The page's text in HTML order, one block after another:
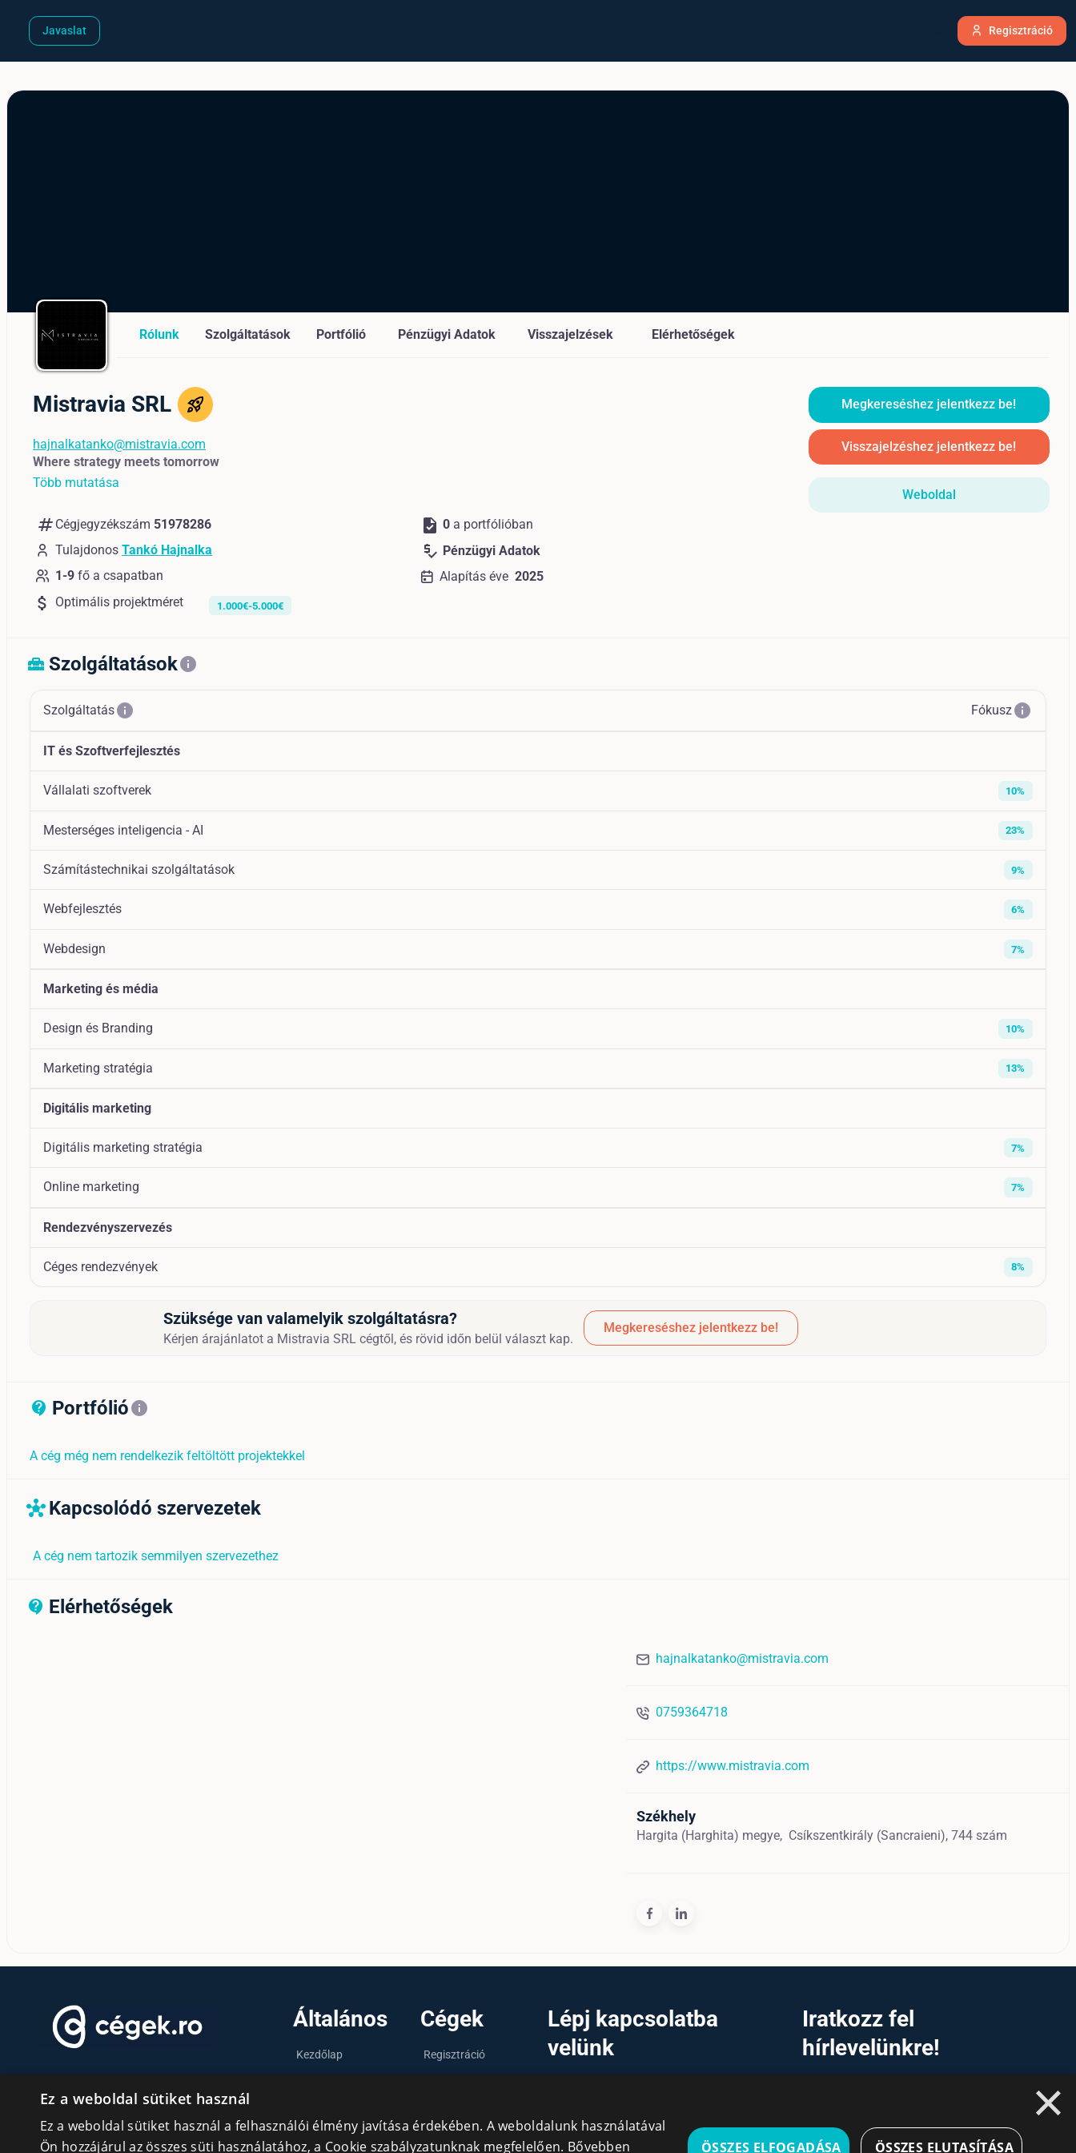
Regisztráció
Javaslat
Rólunk Szolgáltatások Portfólió Pénzügyi Adatok Visszajelzések Elérhetőségek
Mistravia SRL
hajnalkatanko@mistravia.com
Where strategy meets tomorrow
Több mutatása
numbers Cégjegyzékszám 51978286
Tulajdonos Tankó Hajnalka
1-9 fő a csapatban
task 0 a portfólióban
price_check Pénzügyi Adatok
Alapítás éve 2025
attach_money Optimális projektméret 1.000€-5.000€
Megkereséshez jelentkezz be!
Visszajelzéshez jelentkezz be!
Weboldal
home_repair_service Szolgáltatásokinfo
Szolgáltatásinfo Fókuszinfo
IT és Szoftverfejlesztés
Vállalati szoftverek 10%
Mesterséges inteligencia - AI 23%
Számítástechnikai szolgáltatások 9%
Webfejlesztés 6%
Webdesign 7%
Marketing és média
Design és Branding 10%
Marketing stratégia 13%
Digitális marketing
Digitális marketing stratégia 7%
Online marketing 7%
Rendezvényszervezés
Céges rendezvények 8%
Szüksége van valamelyik szolgáltatásra?
Kérjen árajánlatot a Mistravia SRL cégtől, és rövid időn belül választ kap.
Megkereséshez jelentkezz be!
contact_support_outline
Portfólióinfo
A cég még nem rendelkezik feltöltött projektekkel
hub Kapcsolódó szervezetek
A cég nem tartozik semmilyen szervezethez
contact_support_outline
Elérhetőségek
hajnalkatanko@mistravia.com
0759364718
https://www.mistravia.com
Székhely
Hargita (Harghita) megye, Csíkszentkirály (Sancraieni), 744 szám
MAGYAR VÁLLALKOZÓKNAK
Általános
Kezdőlap
Szervezetek
Cégek
Regisztráció
Lépj kapcsolatba
velünk
Iratkozz fel
hírlevelünkre!
leiratkozhatsz, ha úgy döntesz.
×
Ez a weboldal sütiket használ
Ez a weboldal sütiket használ a felhasználói élmény javítása érdekében. A weboldalunk használatával
Ön hozzájárul az összes süti használatához, a Cookie szabályzatunknak megfelelően. Bővebben ÖSSZES ELFOGADÁSA ÖSSZES ELUTASÍTÁSA